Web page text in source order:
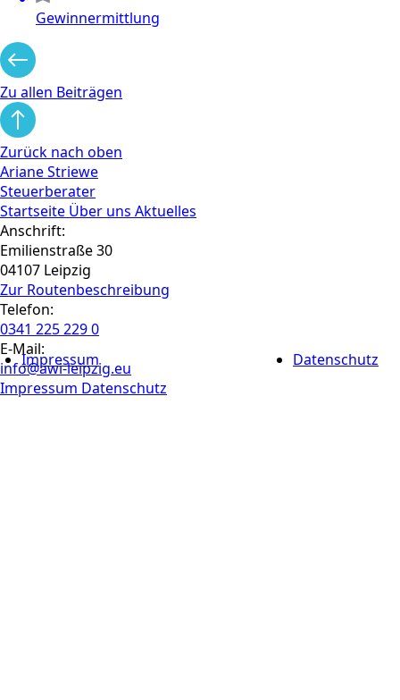
Impressum Datenschutz
Gewinnermittlung
Zu allen Beiträgen
Zurück nach oben
Ariane Striewe
Steuerberater
Startseite Über uns Aktuelles
Anschrift:
Emilienstraße 30
04107 Leipzig
Zur Routen­beschreibung
Telefon:
0341 225 229 0
E-Mail:
info@awi-leipzig.eu
Impressum Datenschutz